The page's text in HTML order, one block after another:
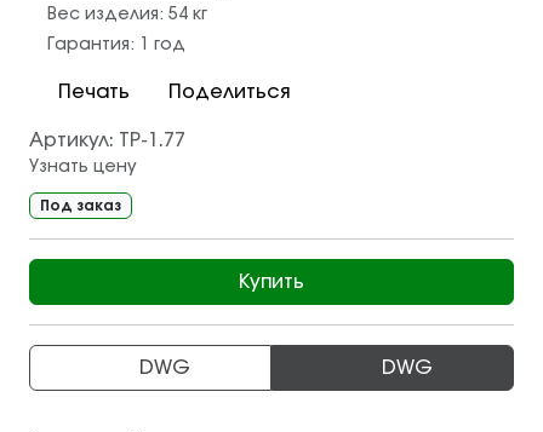
Вес изделия: 54 кг
Гарантия:
1 год
Печать Поделиться
Артикул: ТР-1.77
Узнать цену
Под заказ
Купить
DWG DWG